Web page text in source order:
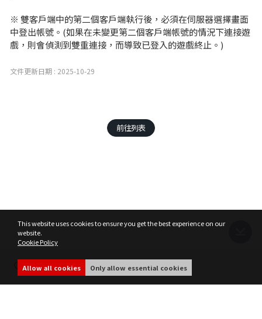
This website uses cookies to ensure you get the best experience on our
website.
Cookie Policy
Allow all cookies Only allow essential cookies
※ 雙客戶端中的第二個客戶端執行後，必須在伺服器選擇畫面
中登出帳號。(如果在未變更第二個客戶端帳號的情況下連接遊
戲，則會偵測到雙重連接，而導致已登入的遊戲終止。)
文件更新日期 : 2025-10-29
前往列表
52
服務條款個人資訊處理方針遊戲營運政策Cookie Policy